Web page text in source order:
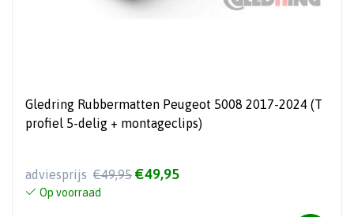
Gledring Rubbermatten Peugeot 5008 2017-2024 (T
profiel 5-delig + montageclips)
adviesprijs €49,95 €49,95
Op voorraad